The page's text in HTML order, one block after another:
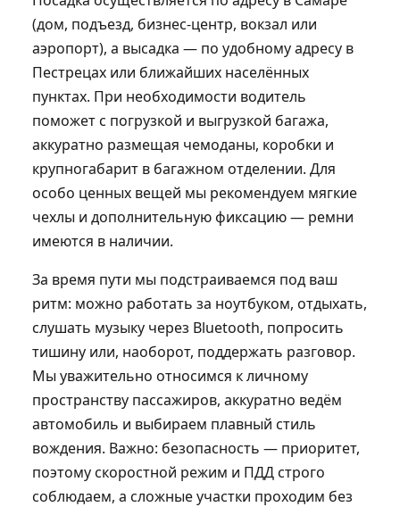
(дом, подъезд, бизнес-центр, вокзал или
аэропорт), а высадка — по удобному адресу в
Пестрецах или ближайших населённых
пунктах. При необходимости водитель
поможет с погрузкой и выгрузкой багажа,
аккуратно размещая чемоданы, коробки и
крупногабарит в багажном отделении. Для
особо ценных вещей мы рекомендуем мягкие
чехлы и дополнительную фиксацию — ремни
имеются в наличии.
За время пути мы подстраиваемся под ваш
ритм: можно работать за ноутбуком, отдыхать,
слушать музыку через Bluetooth, попросить
тишину или, наоборот, поддержать разговор.
Мы уважительно относимся к личному
пространству пассажиров, аккуратно ведём
автомобиль и выбираем плавный стиль
вождения. Важно: безопасность — приоритет,
поэтому скоростной режим и ПДД строго
соблюдаем, а сложные участки проходим без